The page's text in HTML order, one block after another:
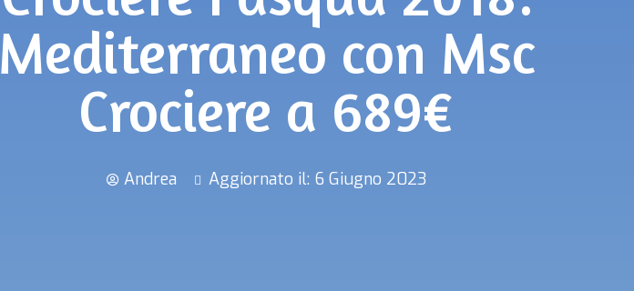
Mediterraneo con Msc
Crociere a 689€
Andrea Aggiornato il: 6 Giugno 2023